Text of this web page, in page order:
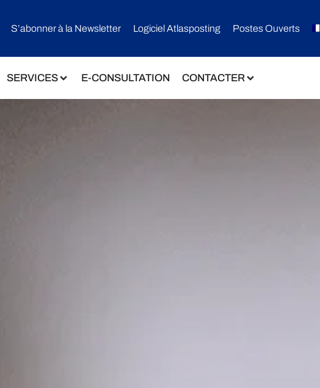
S’abonner à la Newsletter Logiciel Atlasposting Postes Ouverts
SERVICES E-CONSULTATION CONTACTER